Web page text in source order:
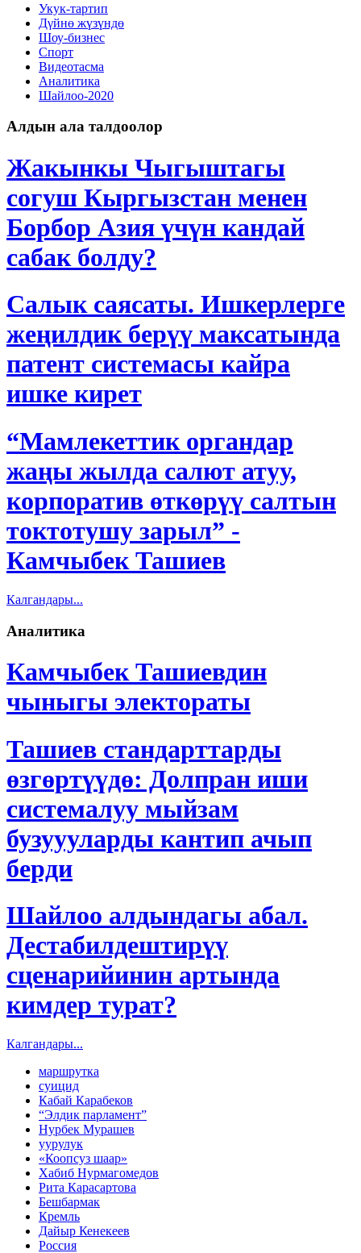
Укук-тартип
Дγйнө жүзүндө
Шоу-бизнес
Спорт
Видеотасма
Аналитика
Шайлоо-2020
Алдын ала талдоолор
Жакынкы Чыгыштагы
согуш Кыргызстан менен
Борбор Азия үчүн кандай
сабак болду?
Салык саясаты. Ишкерлерге
жеңилдик берүү максатында
патент системасы кайра
ишке кирет
“Мамлекеттик органдар
жаңы жылда салют атуу,
корпоратив өткөрүү салтын
токтотушу зарыл” -
Камчыбек Ташиев
Калгандары...
Аналитика
Камчыбек Ташиевдин
чыныгы электораты
Ташиев стандарттарды
өзгөртүүдө: Долпран иши
системалуу мыйзам
бузуууларды кантип ачып
берди
Шайлоо алдындагы абал.
Дестабилдештирүү
сценарийинин артында
кимдер турат?
Калгандары...
маршрутка
суицид
Кабай Карабеков
“Элдик парламент”
Нурбек Мурашев
уурулук
«Коопсуз шаар»
Хабиб Нурмагомедов
Рита Карасартова
Бешбармак
Кремль
Дайыр Кенекеев
Россия